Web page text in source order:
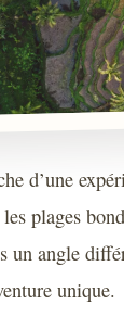
d’une
plages
un angle
unique.